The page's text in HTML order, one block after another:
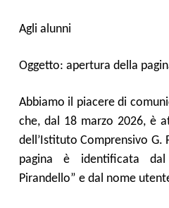
Agli alunni
Oggetto: apertura della
Abbiamo il piacere di
che, dal 18 marzo 2026, è
dell’Istituto Comprensivo G.
pagina è
identificata
Pirandello” e dal nome